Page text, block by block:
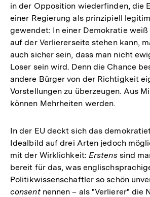
in der Opposition wiederfinden, die
einer Regierung als prinzipiell
gewendet: In einer Demokratie weiß
auf der Verliererseite stehen kann,
auch sicher sein, dass man nicht
Loser sein wird. Denn die Chance
andere Bürger von der Richtigkeit
Vorstellungen zu überzeugen. Aus
können Mehrheiten werden.
In der EU deckt sich das
Idealbild auf drei Arten jedoch
mit der Wirklichkeit: Erstenssind
bereit für das, was
Politikwissenschaftler so schön
consentnennen – als "Verlierer" die